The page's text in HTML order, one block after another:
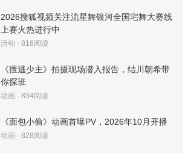
2026搜狐视频关注流星舞银河全国宅舞大赛线
上赛火热进行中
活动 · 816阅读
《擅逃少主》拍摄现场潜入报告，结川朝希带
你探班
动画· 834阅读
《面包小偷》动画首曝PV，2026年10月开播
动画· 828阅读